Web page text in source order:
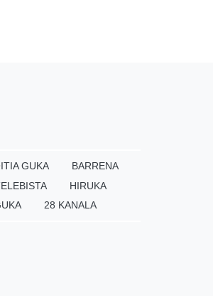
GUKA
BARRENA
HIRUKA
28 KANALA